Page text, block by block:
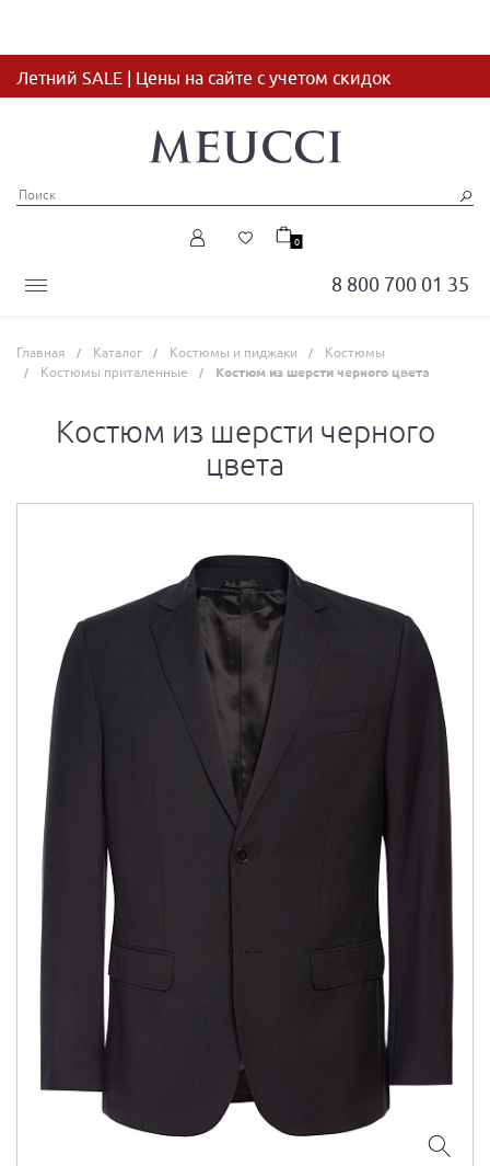
Летний SALE | Цены на сайте с учетом скидок
8 800 700 01 35
0
Главная Каталог Костюмы и пиджаки
Костюмы
Костюмы приталенные
Костюм из шерсти черного цвета
Костюм из шерсти черного
цвета